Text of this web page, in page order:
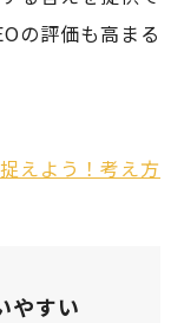
の評価も高まる
えよう！考え方
やすい